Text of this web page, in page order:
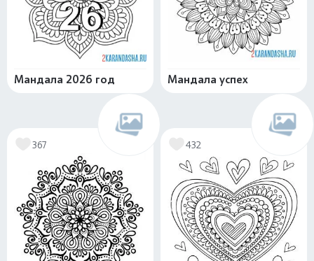
Мандала 2026 год Мандала успех
367 432